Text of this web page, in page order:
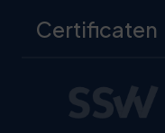
Certificaten